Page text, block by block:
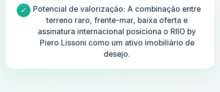
Potencial de valorização: A combinação entre
terreno raro, frente-mar, baixa oferta e
assinatura internacional posiciona o RIIO by
Piero Lissoni como um ativo imobiliário de
desejo.